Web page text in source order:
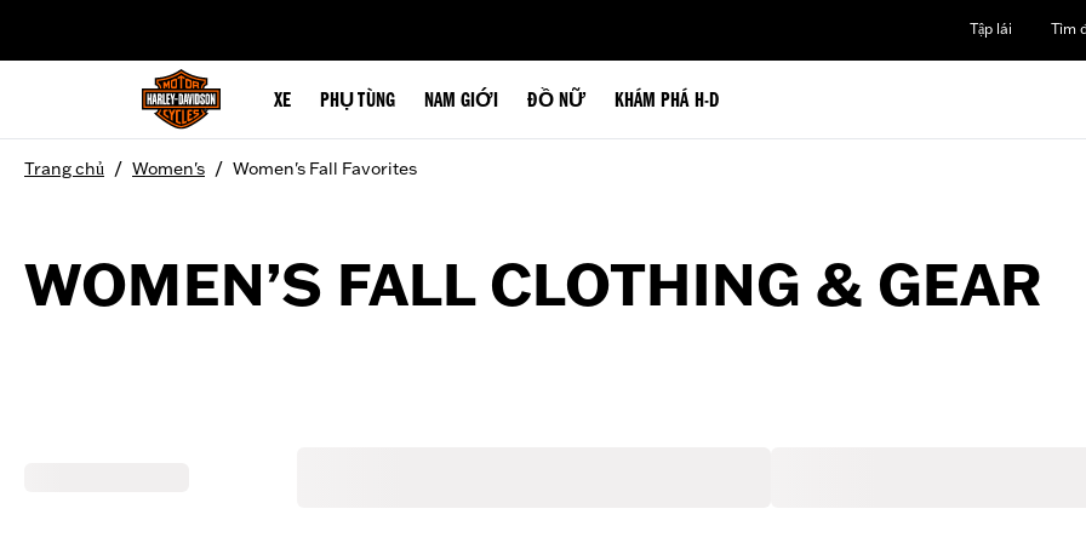
Tập lái Tìm
XE PHỤ TÙNG NAM GIỚI ĐỒ NỮ KHÁM PHÁ H-D
Trang chủ / Women's / Women's Fall Favorites
WOMEN’S FALL CLOTHING & GEAR